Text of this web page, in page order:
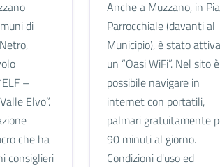
di
–
Elvo”.
che ha
consiglieri
Anche a Muzzano, in
Parrocchiale (davanti al
Municipio), è stato
un “Oasi WiFi”. Nel sito è
possibile navigare in
internet con portatili,
palmari gratuitamente
90 minuti al giorno.
Condizioni d'uso ed